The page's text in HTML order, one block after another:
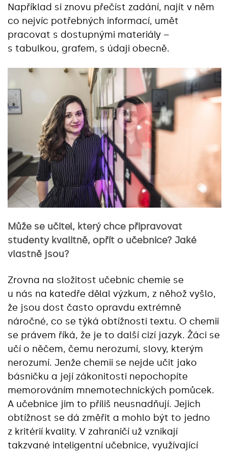
Například si znovu přečíst zadání, najít v něm
co nejvíc potřebných informací, umět
pracovat s dostupnými materiály –
s tabulkou, grafem, s údaji obecně.
Může se učitel, který chce připravovat
studenty kvalitně, opřít o učebnice? Jaké
vlastně jsou?
Zrovna na složitost učebnic chemie se
u nás na katedře dělal výzkum, z něhož vyšlo,
že jsou dost často opravdu extrémně
náročné, co se týká obtížnosti textu. O chemii
se právem říká, že je to další cizí jazyk. Žáci se
učí o něčem, čemu nerozumí, slovy, kterým
nerozumí. Jenže chemii se nejde učit jako
básničku a její zákonitosti nepochopíte
memorováním mnemotechnických pomůcek.
A učebnice jim to příliš neusnadňují. Jejich
obtížnost se dá změřit a mohlo být to jedno
z kritérií kvality. V zahraničí už vznikají
takzvané inteligentní učebnice, využívající